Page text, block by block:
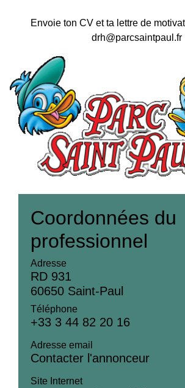
Envoie ton CV et ta lettre de
drh@parcsaintpaul.fr
Coordonnées du
professionnel
Adresse
RD 931
60650 Saint-Paul
Téléphone
+33 3 44 82 20 16
Adresse email
Contacter l'annonceur
Site Internet